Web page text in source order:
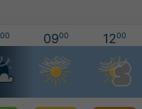
00 0900 1200